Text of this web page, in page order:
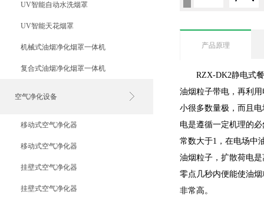
UV智能自动水洗烟罩
UV智能天花烟罩
机械式油烟净化烟罩一体机
复合式油烟净化烟罩一体机
空气净化设备
移动式空气净化器
移动式空气净化器
挂壁式空气净化器
挂壁式空气净化器
产品原理
RZX-DK2静电式
油烟粒子带电，再利
小很多数量极，而且
电是遵循一定机理的
常数大于1，在电场中
油烟粒子，扩散荷电
零点几秒内便能使油
非常高。